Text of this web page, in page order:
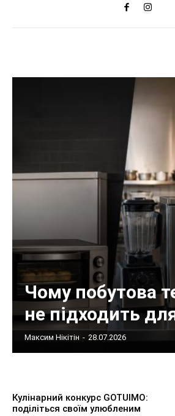
Чому побутова
не підходить
Максим Нікітін - 28.07.2026
Кулінарний конкурс GOTUIMO:
поділіться своїм улюбленим